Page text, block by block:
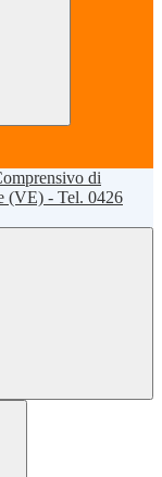
di
(VE) - Tel. 0426